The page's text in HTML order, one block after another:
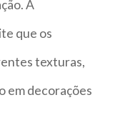
A
que os
texturas,
em decorações